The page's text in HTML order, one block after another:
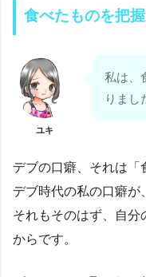
食べたものを把
ユキ
私は、
りまし
デブの口癖、それは「
デブ時代の私の口癖が
それもそのはず、自分
からです。